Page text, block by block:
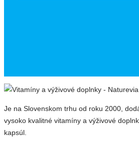
Je na Slovenskom trhu od roku 2000,
vysoko kvalitné vitamíny a výživové
kapsúl.